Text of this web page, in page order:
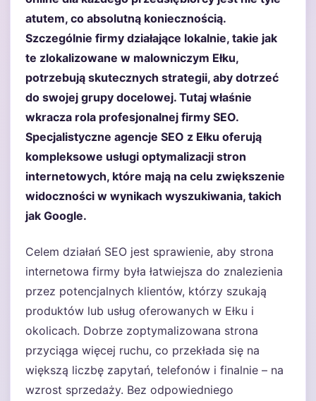
atutem, co absolutną koniecznością.
Szczególnie firmy działające lokalnie, takie jak
te zlokalizowane w malowniczym Ełku,
potrzebują skutecznych strategii, aby dotrzeć
do swojej grupy docelowej. Tutaj właśnie
wkracza rola profesjonalnej firmy SEO.
Specjalistyczne agencje SEO z Ełku oferują
kompleksowe usługi optymalizacji stron
internetowych, które mają na celu zwiększenie
widoczności w wynikach wyszukiwania, takich
jak Google.
Celem działań SEO jest sprawienie, aby strona
internetowa firmy była łatwiejsza do znalezienia
przez potencjalnych klientów, którzy szukają
produktów lub usług oferowanych w Ełku i
okolicach. Dobrze zoptymalizowana strona
przyciąga więcej ruchu, co przekłada się na
większą liczbę zapytań, telefonów i finalnie – na
wzrost sprzedaży. Bez odpowiedniego